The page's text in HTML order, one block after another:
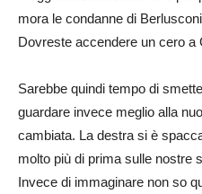
mora le condanne di
Dovreste accendere un cero a
Sarebbe quindi tempo di
guardare invece meglio alla
cambiata. La destra si è
molto più di prima sulle nostre
Invece di immaginare non so